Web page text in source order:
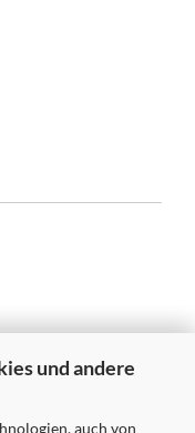
und andere
auch von